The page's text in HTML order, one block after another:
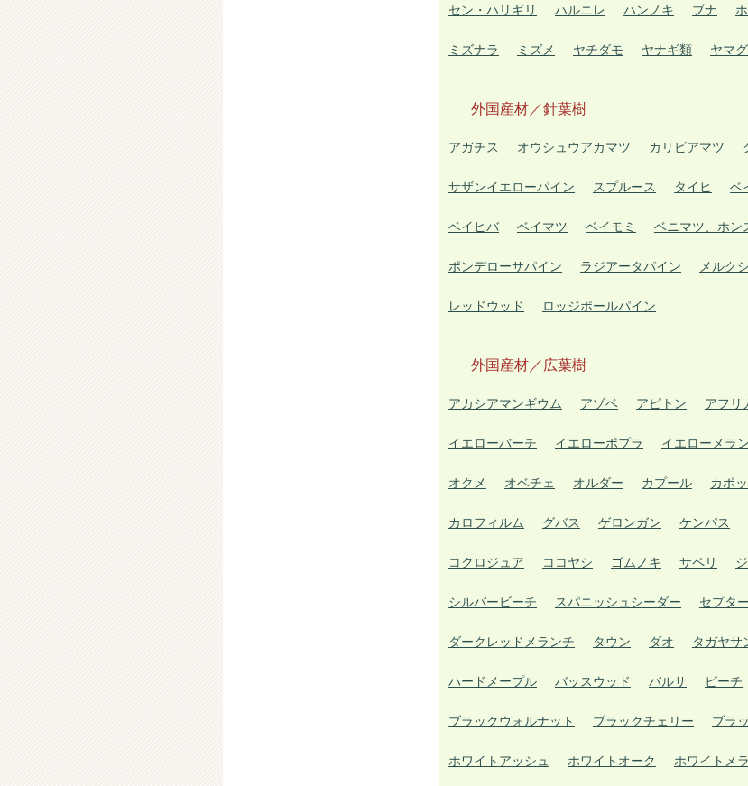
セン・ハリギリ ハルニレ ハンノキ ブナ
ミズナラ ミズメ ヤチダモ ヤナギ類 ヤマ
外国産材／針葉樹
アガチス オウシュウアカマツ カリビアマツ
サザンイエローパイン スプルース タイヒ ベ
ベイヒバ ベイマツ ベイモミ ベニマツ、ホン
ポンデローサパイン ラジアータパイン メルク
レッドウッド ロッジポールパイン
外国産材／広葉樹
アカシアマンギウム アゾベ アピトン アフリ
イエローバーチ イエローポプラ イエローメラ
オクメ オベチェ オルダー カプール カポ
カロフィルム グバス ゲロンガン ケンパス
コクロジュア ココヤシ ゴムノキ サペリ
シルバービーチ スパニッシュシーダー セプター
ダークレッドメランチ タウン ダオ タガヤサ
ハードメープル バッスウッド バルサ ビーチ
ブラックウォルナット ブラックチェリー ブラ
ホワイトアッシュ ホワイトオーク ホワイトメ